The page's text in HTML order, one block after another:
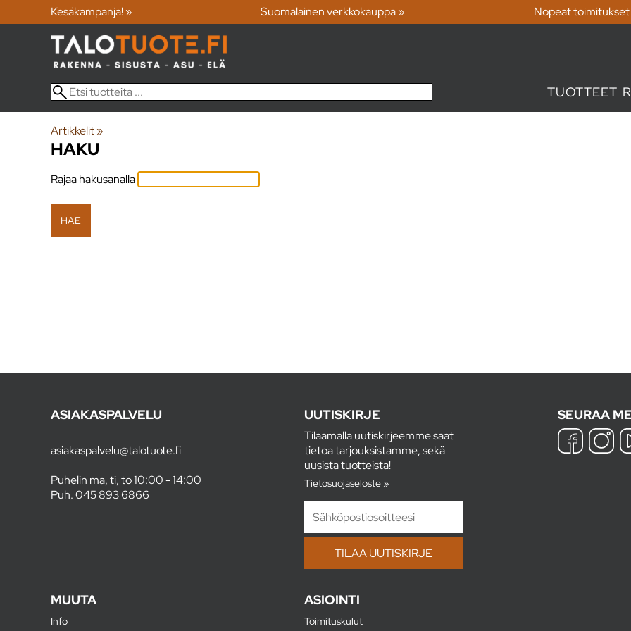
Kesäkampanja! » Suomalainen verkkokauppa » Nopeat
TUOTTEET
Artikkelit‪»
HAKU
Rajaa hakusanalla
HAE
ASIAKASPALVELU
asiakaspalvelu@talotuote.fi
Puhelin ma, ti, to 10:00 - 14:00
Puh.045 893 6866
UUTISKIRJE
Tilaamalla uutiskirjeemme saat
tietoa tarjouksistamme, sekä
uusista tuotteista!
Tietosuojaseloste »
SEURAA
MUUTA
Info
ASIOINTI
Toimituskulut